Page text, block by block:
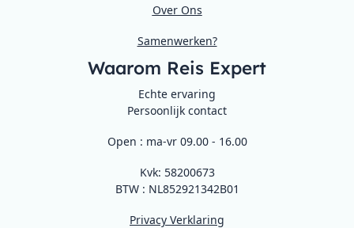
Over Ons
Samenwerken?
Waarom Reis Expert
Echte ervaring
Persoonlijk contact
Open : ma-vr 09.00 - 16.00
Kvk: 58200673
BTW : NL852921342B01
Privacy Verklaring